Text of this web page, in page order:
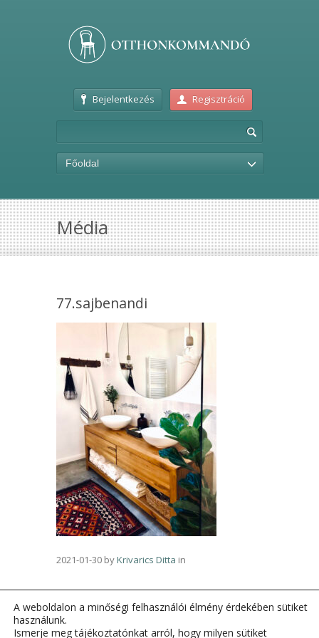
Bejelentkezés Regisztráció
Főoldal
Média
77.sajbenandi
2021-01-30 byKrivarics Ditta in
A weboldalon a minőségi felhasználói élmény érdekében sütiket
használunk.
Ismerje meg tájékoztatónkat arról, hogy milyen sütiket